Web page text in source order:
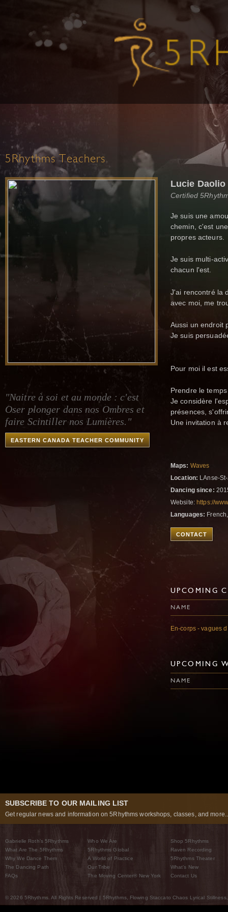
5Rhythms Teachers
"Naitre à soi et au monde : c'est
Oser plonger dans nos Ombres et
faire Scintiller nos Lumières."
EASTERN CANADA TEACHER COMMUNITY
Lucie Daolio
Certified
Je suis une
chemin, c'est
propres acteurs.
Je suis multi-
chacun l'est.
J'ai rencontré la
avec moi, me
Aussi un endroit
Je suis
Pour moi il est
Prendre le
Je considère
présences,
Une invitation à
Maps: Waves
Location: LAnse-
Dancing since:
Website: https://
Languages:
CONTACT
UPCOMING
NAME
En-corps - vagues d
UPCOMING
NAME
SUBSCRIBE TO OUR MAILING LIST
Get regular news and information on 5Rhythms workshops, classes, and
Gabrielle Roth’s 5Rhythms
What Are The 5Rhythms
Why We Dance Them
The Dancing Path
FAQs
Who We Are
5Rhythms Global
A World of Practice
Our Tribe
The Moving Center® New York
Shop 5Rhythms
Raven Recording
5Rhythms Theater
What’s New
Contact Us
© 2026 5Rhythms. All Rights Reserved | 5Rhythms, Flowing Staccato Chaos Lyrical